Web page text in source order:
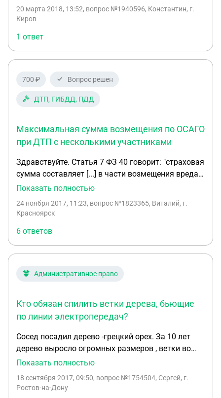
20 марта 2018, 13:52, вопрос №1940596, Константин, г.
Киров
1 ответ
700 ₽ Вопрос решен
ДТП, ГИБДД, ПДД
Максимальная сумма возмещения по ОСАГО
при ДТП с несколькими участниками
Здравствуйте. Статья 7 ФЗ 40 говорит: "страховая
сумма составляет [...] в части возмещения вреда,
причиненного имуществу каждого потерпевшего,
в дтп с несколькими авто это лимит на каждого
это 1,2 млн общий) или это все таки общий на
всех участников (если пострадало 10 машин, то
каждый получит 40 тыс.)?
Показать полностью
24 ноября 2017, 11:23, вопрос №1823365, Виталий, г.
Красноярск
6 ответов
Административное право
Кто обязан спилить ветки дерева, бьющие
по линии электропередач?
Сосед посадил дерево -грецкий орех. За 10 лет
дерево выросло огромных размеров , ветки во
время ветра бьют по проводам линии эл. передач
линии. дерево растет намуниципальной земле.
Показать полностью
18 сентября 2017, 09:50, вопрос №1754504, Сергей, г.
Ростов-на-Дону